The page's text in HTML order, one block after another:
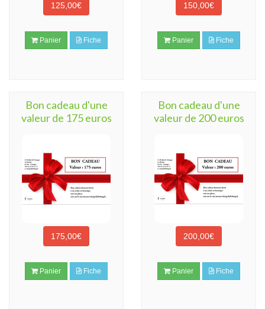
125,00€
Panier Fiche
150,00€
Panier Fiche
Bon cadeau d'une
valeur de 175 euros
175,00€
Panier Fiche
Bon cadeau d'une
valeur de 200 euros
200,00€
Panier Fiche